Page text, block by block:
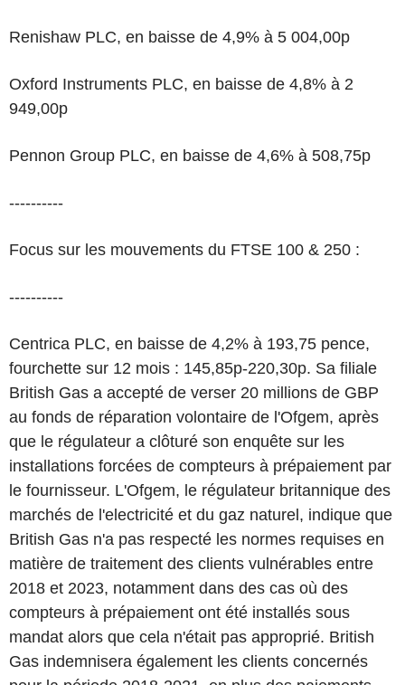
Renishaw PLC, en baisse de 4,9% à 5 004,00p
Oxford Instruments PLC, en baisse de 4,8% à 2
949,00p
Pennon Group PLC, en baisse de 4,6% à 508,75p
----------
Focus sur les mouvements du FTSE 100 & 250 :
----------
Centrica PLC, en baisse de 4,2% à 193,75 pence,
fourchette sur 12 mois : 145,85p-220,30p. Sa filiale
British Gas a accepté de verser 20 millions de GBP
au fonds de réparation volontaire de l'Ofgem, après
que le régulateur a clôturé son enquête sur les
installations forcées de compteurs à prépaiement par
le fournisseur. L'Ofgem, le régulateur britannique des
marchés de l'electricité et du gaz naturel, indique que
British Gas n'a pas respecté les normes requises en
matière de traitement des clients vulnérables entre
2018 et 2023, notamment dans des cas où des
compteurs à prépaiement ont été installés sous
mandat alors que cela n'était pas approprié. British
Gas indemnisera également les clients concernés